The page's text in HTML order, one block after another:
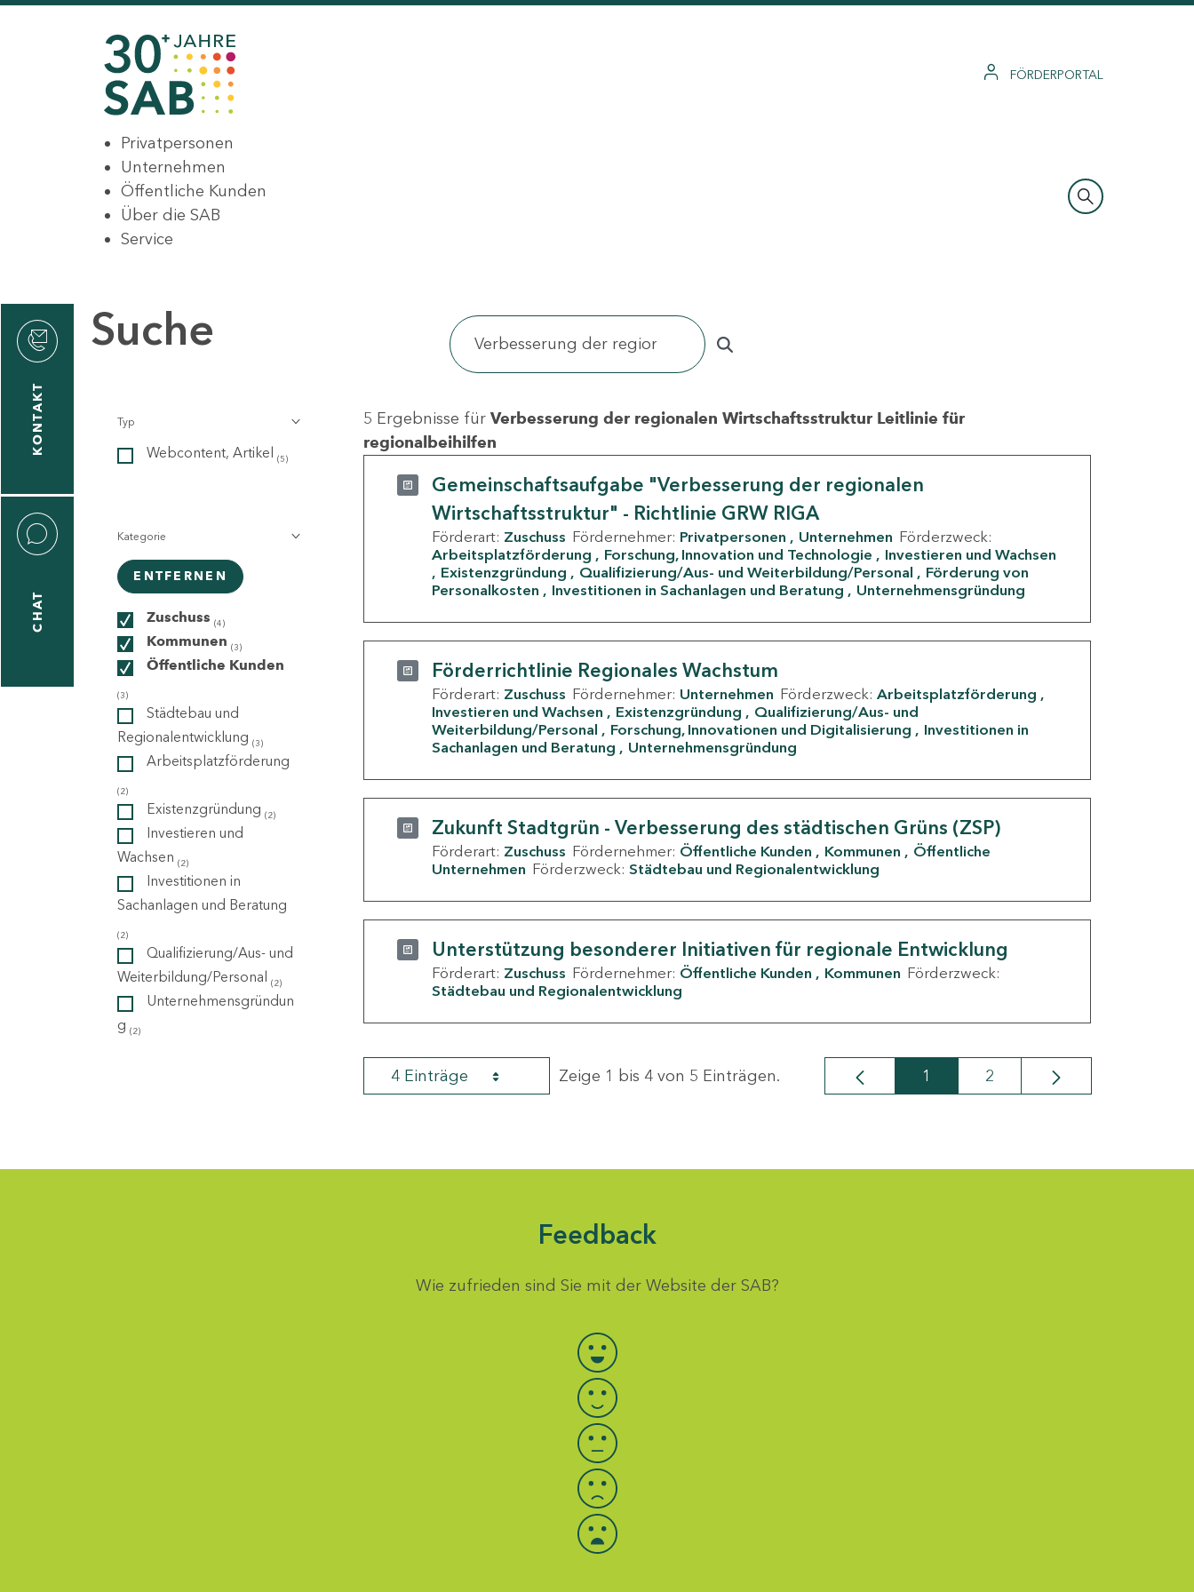
FÖRDERPORTAL
Privatpersonen
Unternehmen
Öffentliche Kunden
Über die SAB
Service
KONTAKT
CHAT
Suche
Typ
Webcontent, Artikel (5)
Kategorie
ENTFERNEN
Zuschuss (4)
Kommunen (3)
Öffentliche Kunden
(3)
Städtebau und
Regionalentwicklung (3)
Arbeitsplatzförderung
(2)
Existenzgründung (2)
Investieren und
Wachsen (2)
Investitionen in
Sachanlagen und Beratung
(2)
Qualifizierung/Aus- und
Weiterbildung/Personal (2)
Unternehmensgründun
g (2)
5 Ergebnisse für Verbesserung der regionalen Wirtschaftsstruktur Leitlinie für
regionalbeihilfen
Gemeinschaftsaufgabe "Verbesserung der regionalen
Wirtschaftsstruktur" - Richtlinie GRW RIGA
Förderart: Zuschuss Fördernehmer: Privatpersonen Unternehmen Förderzweck:
Arbeitsplatzförderung
Forschung, Innovation und Technologie
Investieren und Wachsen
Existenzgründung
Qualifizierung/Aus- und Weiterbildung/Personal
Förderung von
Personalkosten
Investitionen in Sachanlagen und Beratung Unternehmensgründung
Förderrichtlinie Regionales Wachstum
Förderart: Zuschuss Fördernehmer: Unternehmen Förderzweck: Arbeitsplatzförderung
Investieren und Wachsen
Existenzgründung
Qualifizierung/Aus- und
Weiterbildung/Personal
Forschung, Innovationen und Digitalisierung
Investitionen in
Sachanlagen und Beratung
Unternehmensgründung
Zukunft Stadtgrün - Verbesserung des städtischen Grüns (ZSP)
Förderart: Zuschuss Fördernehmer: Öffentliche Kunden Kommunen
Öffentliche
Unternehmen Förderzweck: Städtebau und Regionalentwicklung
Unterstützung besonderer Initiativen für regionale Entwicklung
Förderart: Zuschuss Fördernehmer: Öffentliche Kunden Kommunen Förderzweck:
Städtebau und Regionalentwicklung
4 Einträge Zeige 1 bis 4 von 5 Einträgen. Seite
1 Seite
2
Feedback
Wie zufrieden sind Sie mit der Website der SAB?
Bewertung auswählen